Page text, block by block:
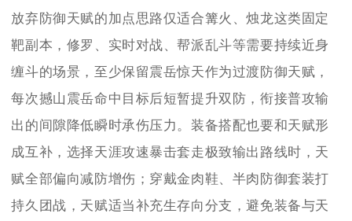
放弃防御天赋的加点思路仅适合篝火、烛龙这类固定
靶副本，修罗、实时对战、帮派乱斗等需要持续近身
缠斗的场景，至少保留震岳惊天作为过渡防御天赋，
每次撼山震岳命中目标后短暂提升双防，衔接普攻输
出的间隙降低瞬时承伤压力。装备搭配也要和天赋形
成互补，选择天涯攻速暴击套走极致输出路线时，天
赋全部偏向减防增伤；穿戴金肉鞋、半肉防御套装打
持久团战，天赋适当补充生存向分支，避免装备与天